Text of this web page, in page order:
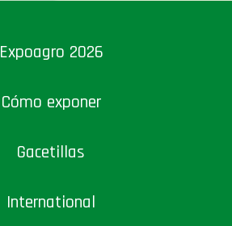
Expoagro 2026
Cómo exponer
Gacetillas
International